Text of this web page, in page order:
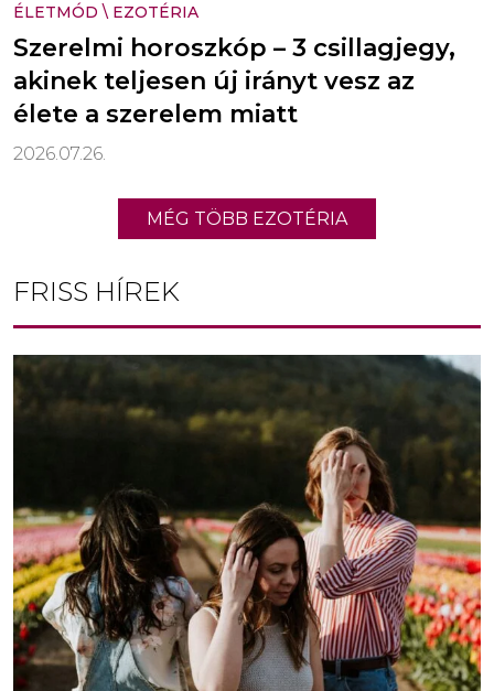
ÉLETMÓD \ EZOTÉRIA
Szerelmi horoszkóp – 3 csillagjegy,
akinek teljesen új irányt vesz az
élete a szerelem miatt
2026.07.26.
MÉG TÖBB EZOTÉRIA
FRISS HÍREK